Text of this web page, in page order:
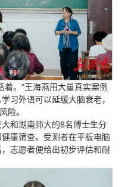
着。”王海燕用大量真实案例
习外语可以延缓大脑衰老，
险。
和湖南师大的8名博士生分
康筛查。受测者在平板电脑
志愿者便给出初步评估和耐